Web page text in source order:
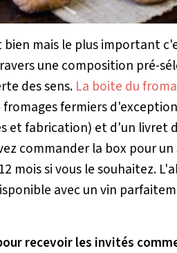
bien mais le plus important
une composition pré-
des sens. La boite du
fermiers
et fabrication) et d'un livret
commander la box pour
mois si vous le souhaitez.
avec un vin
recevoir les invités